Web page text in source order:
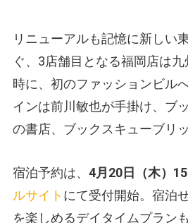
リニューアルも記憶に新しい
ぐ、3店舗目となる福岡店は
時に、初のファッションビル
インは前川敏也が手掛け、ブ
の書店、ブックスキューブリ
宿泊予約は、 4月20日（木）
ルサイト にて受付開始。宿泊
を楽しめるデイタイムプランも